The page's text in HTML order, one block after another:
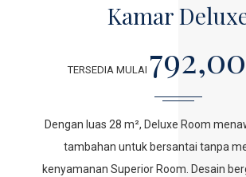
Kamar
TERSEDIA MULAI
Dengan luas 28 m², Deluxe Room
tambahan untuk bersantai tanpa
kenyamanan Superior Room. Desain